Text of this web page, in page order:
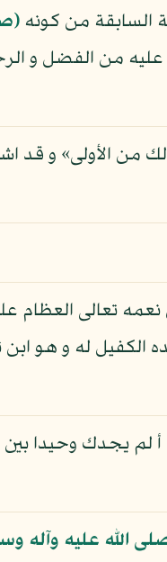
السابقة من كونه
من الفضل و
من الأولى» و قد
تعالى العظام
الكفيل له و هو
أ لم يجدك وحيدا
الله عليه وآله